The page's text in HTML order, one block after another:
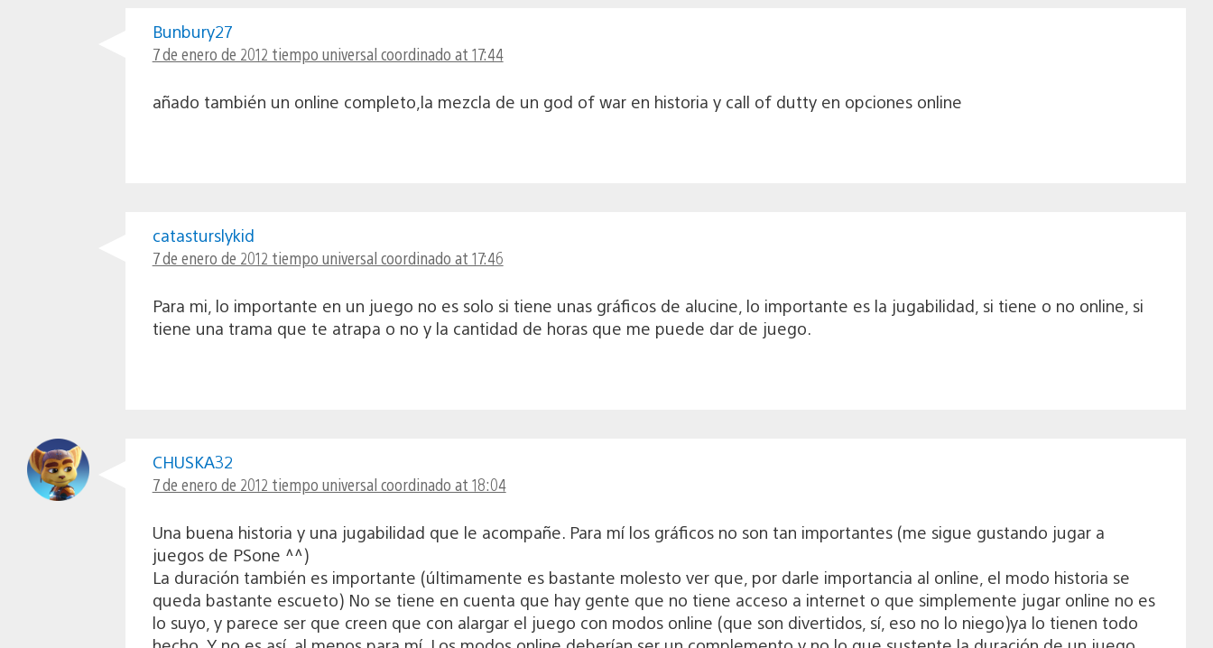
Bunbury27
7 de enero de 2012 tiempo universal coordinado at 17:44
añado también un online completo,la mezcla de un god of war en historia y call of dutty en opciones online
catasturslykid
7 de enero de 2012 tiempo universal coordinado at 17:46
Para mi, lo importante en un juego no es solo si tiene unas gráficos de alucine, lo importante es la jugabilidad, si tiene o no online, si
tiene una trama que te atrapa o no y la cantidad de horas que me puede dar de juego.
CHUSKA32
7 de enero de 2012 tiempo universal coordinado at 18:04
Una buena historia y una jugabilidad que le acompañe. Para mí los gráficos no son tan importantes (me sigue gustando jugar a
juegos de PSone ^^)
La duración también es importante (últimamente es bastante molesto ver que, por darle importancia al online, el modo historia se
queda bastante escueto) No se tiene en cuenta que hay gente que no tiene acceso a internet o que simplemente jugar online no es
lo suyo, y parece ser que creen que con alargar el juego con modos online (que son divertidos, sí, eso no lo niego)ya lo tienen todo